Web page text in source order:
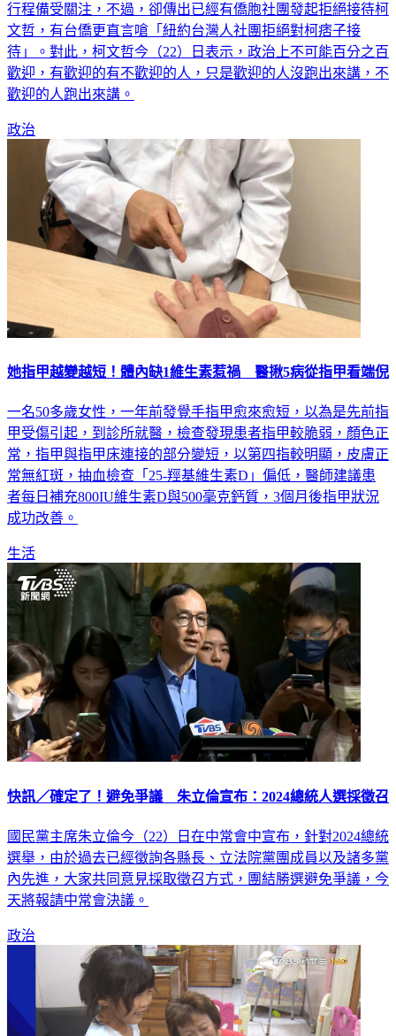
行程備受關注，不過，卻傳出已經有僑胞社團發起拒絕接待柯
文哲，有台僑更直言嗆「紐約台灣人社團拒絕對柯痞子接
待」。對此，柯文哲今（22）日表示，政治上不可能百分之百
歡迎，有歡迎的有不歡迎的人，只是歡迎的人沒跑出來講，不
歡迎的人跑出來講。
政治
她指甲越變越短！體內缺1維生素惹禍 醫揪5病從指甲看端倪
一名50多歲女性，一年前發覺手指甲愈來愈短，以為是先前指
甲受傷引起，到診所就醫，檢查發現患者指甲較脆弱，顏色正
常，指甲與指甲床連接的部分變短，以第四指較明顯，皮膚正
常無紅斑，抽血檢查「25-羥基維生素D」偏低，醫師建議患
者每日補充800IU維生素D與500毫克鈣質，3個月後指甲狀況
成功改善。
生活
快訊／確定了！避免爭議 朱立倫宣布：2024總統人選採徵召
國民黨主席朱立倫今（22）日在中常會中宣布，針對2024總統
選舉，由於過去已經徵詢各縣長、立法院黨團成員以及諸多黨
內先進，大家共同意見採取徵召方式，團結勝選避免爭議，今
天將報請中常會決議。
政治